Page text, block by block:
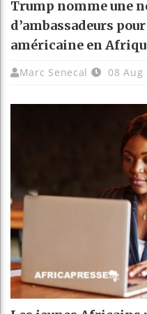
Trump nomme une
d’ambassadeurs
américaine en
Marc Senecal 08 Aug